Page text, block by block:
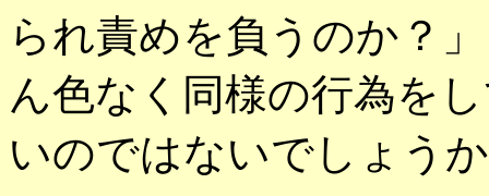
られ責めを負うのか？
ん色なく同様の行為を
いのではないでしょう